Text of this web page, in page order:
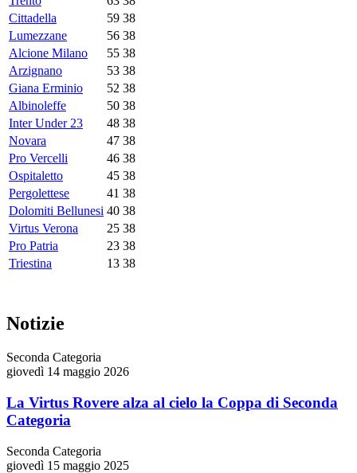
Cittadella
59 38
Lumezzane
56 38
Alcione Milano
55 38
Arzignano
53 38
Giana Erminio
52 38
Albinoleffe
50 38
Inter Under 23
48 38
Novara
47 38
Pro Vercelli
46 38
Ospitaletto
45 38
Pergolettese
41 38
Dolomiti Bellunesi 40 38
Virtus Verona
25 38
Pro Patria
23 38
Triestina
13 38
Notizie
Seconda Categoria
giovedì 14 maggio 2026
La Virtus Rovere alza al cielo la Coppa di Seconda
Categoria
Seconda Categoria
giovedì 15 maggio 2025